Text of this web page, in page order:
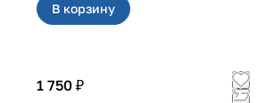
В корзину
1 750 ₽